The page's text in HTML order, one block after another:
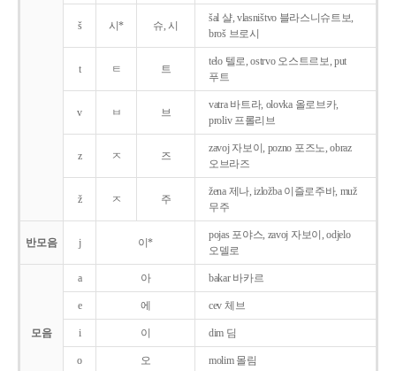
š 시* 슈, 시
šal 샬, vlasništvo 블라스니슈트보,
broš 브로시
t ㅌ 트
telo 텔로, ostrvo 오스트르보, put
푸트
v ㅂ 브
vatra 바트라, olovka 올로브카,
proliv 프롤리브
z ㅈ 즈
zavoj 자보이, pozno 포즈노, obraz
오브라즈
ž ㅈ 주
žena 제나, izložba 이즐로주바, muž
무주
반모음 j 이*
pojas 포야스, zavoj 자보이, odjelo
오델로
모음
a 아 bakar 바카르
e 에 cev 체브
i 이 dim 딤
o 오 molim 몰림